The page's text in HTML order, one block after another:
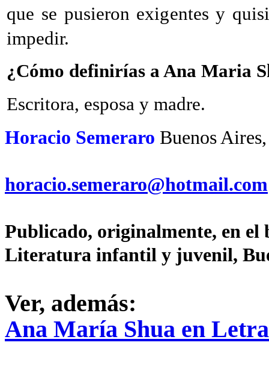
que se pusieron exigentes y
impedir.
¿Cómo definirías a Ana Maria
Escritora, esposa
Horacio Semeraro Buenos
horacio.semeraro@hotmail.com
Publicado, originalmente, en el
Literatura infantil y juvenil,
Ver, además:
Ana María Shua en